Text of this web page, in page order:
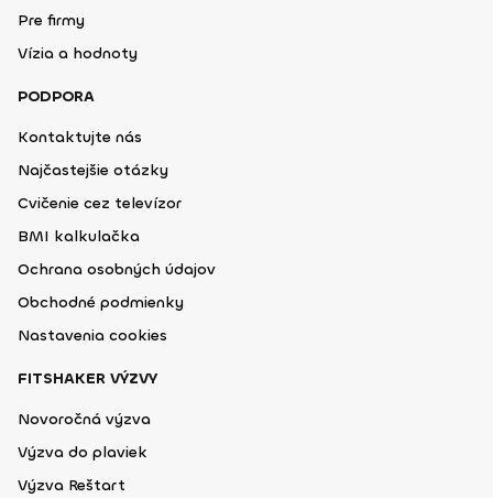
Pre firmy
Vízia a hodnoty
PODPORA
Kontaktujte nás
Najčastejšie otázky
Cvičenie cez televízor
BMI kalkulačka
Ochrana osobných údajov
Obchodné podmienky
Nastavenia cookies
FITSHAKER VÝZVY
Novoročná výzva
Výzva do plaviek
Výzva Reštart